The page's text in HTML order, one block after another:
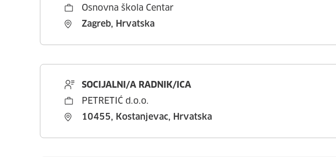
Osnovna škola Centar
Zagreb, Hrvatska
SOCIJALNI/A RADNIK/ICA
PETRETIĆ d.o.o.
10455, Kostanjevac, Hrvatska